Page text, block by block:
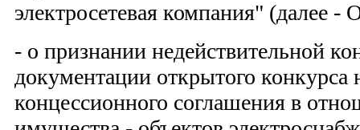
электросетевая компания" (далее
- о признании недействительной
документации открытого конкурса
концессионного соглашения в